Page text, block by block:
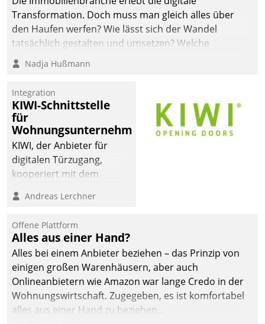
automatisiert, vollständig
und auf Wunsch über
mehrere zuvor
Kommunikationswege bei
Transformation. Doch muss man gleich alles über
den Haufen werfen? Wie lässt sich der Wandel
tatsächlich gestalten und umsetzen? Welche
Argumente zählen wirklich?
Nadja Hußmann
Integration
KIWI-Schnittstelle
für
Wohnungsunternehmen
KIWI, der Anbieter für
digitalen Türzugang,
kooperiert mit dem
Softwareentwicklungshaus
Andreas Lerchner
Offene Plattform
Alles aus einer Hand?
Alles bei einem Anbieter beziehen – das Prinzip von
einigen großen Warenhäusern, aber auch
Onlineanbietern wie Amazon war lange Credo in der
Wohnungswirtschaft. Zugegeben, es ist komfortabel
alles aus einer Hand zu beziehen...